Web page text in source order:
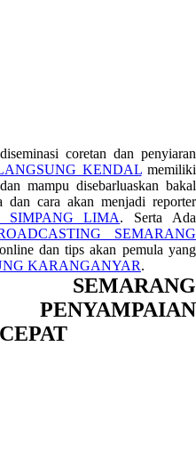
coretan dan penyiaran
KENDALmemiliki
mampu disebarluaskan bakal
dan cara akan menjadi reporter
SIMPANG LIMA. Serta Ada
SEMARANG
dan tips akan pemula yang
KARANGANYAR.
SEMARANG